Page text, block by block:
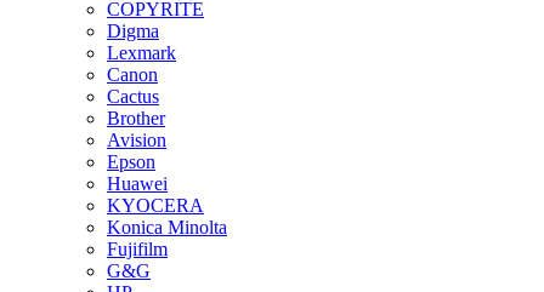
COPYRITE
Digma
Lexmark
Canon
Cactus
Brother
Avision
Epson
Huawei
KYOCERA
Konica Minolta
Fujifilm
G&G